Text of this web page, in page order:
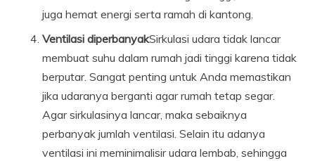
juga hemat energi serta ramah di kantong.
Ventilasi diperbanyakSirkulasi udara tidak lancar
membuat suhu dalam rumah jadi tinggi karena tidak
berputar. Sangat penting untuk Anda memastikan
jika udaranya berganti agar rumah tetap segar.
Agar sirkulasinya lancar, maka sebaiknya
perbanyak jumlah ventilasi. Selain itu adanya
ventilasi ini meminimalisir udara lembab, sehingga